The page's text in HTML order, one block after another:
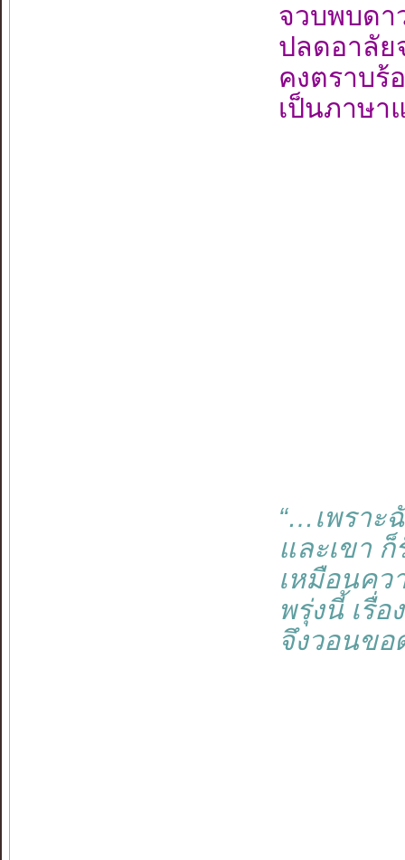
จวบพบดา
ปลดอาลัย
คงตราบร้
เป็นภาษ
“…เพราะ
และเขา
เหมือนคว
พรุ่งนี้ เรื่อ
จึงวอนข